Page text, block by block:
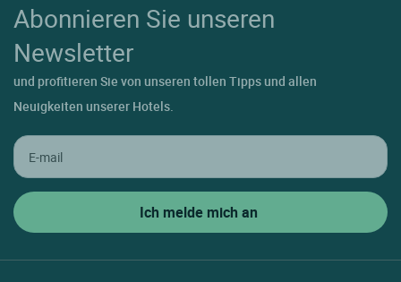
Abonnieren Sie unseren
Newsletter
und profitieren Sie von unseren tollen Tipps und allen
Neuigkeiten unserer Hotels.